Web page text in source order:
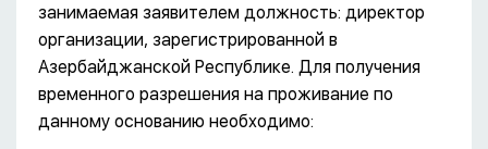
занимаемая заявителем должность: директор
организации, зарегистрированной в
Азербайджанской Республике. Для получения
временного разрешения на проживание по
данному основанию необходимо: